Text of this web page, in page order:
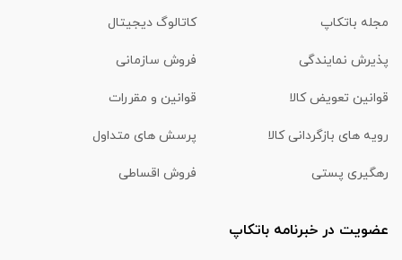
مجله باتکاپ کاتالوگ دیجیتال
پذیرش نمایندگی فروش سازمانی
قوانین تعویض کالا قوانین و مقررات
رویه های بازگردانی کالا پرسش های متداول
رهگیری پستی فروش اقساطی
عضویت در خبرنامه باتکاپ